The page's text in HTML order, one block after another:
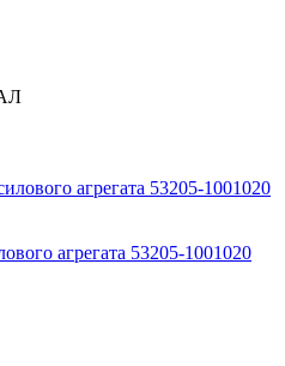
агрегата 53205-1001020